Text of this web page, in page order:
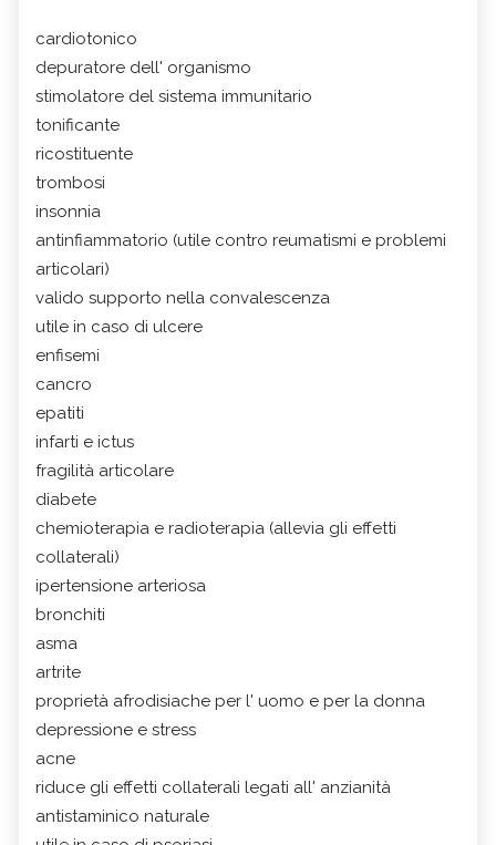
cardiotonico
depuratore dell' organismo
stimolatore del sistema immunitario
tonificante
ricostituente
trombosi
insonnia
antinfiammatorio (utile contro reumatismi e problemi
articolari)
valido supporto nella convalescenza
utile in caso di ulcere
enfisemi
cancro
epatiti
infarti e ictus
fragilità articolare
diabete
chemioterapia e radioterapia (allevia gli effetti
collaterali)
ipertensione arteriosa
bronchiti
asma
artrite
proprietà afrodisiache per l' uomo e per la donna
depressione e stress
acne
riduce gli effetti collaterali legati all' anzianità
antistaminico naturale